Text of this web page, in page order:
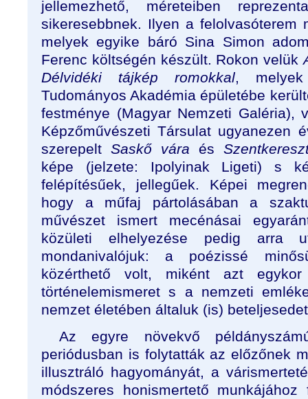
jellemezhető, méreteiben
sikeresebbnek. Ilyen a felolvasóterem
melyek egyike báró Sina Simon
Ferenc költségén készült. Rokon velük
Délvidéki tájkép romokkal,
Tudományos Akadémia épületébe
festménye (Magyar Nemzeti Galéria),
Képzőművészeti Társulat ugyanezen
szerepelt Saskő vára és
képe (jelzete: Ipolyinak Ligeti) s
felépítésűek, jellegűek. Képei
hogy a műfaj pártolásában a
művészet ismert mecénásai
közületi elhelyezése pedig arra
mondanivalójuk: a poézissé
közérthető volt, miként azt
történelemismeret s a nemzeti
nemzet életében általuk (is)
Az egyre növekvő
periódusban is folytatták az előzőnek
illusztráló hagyományát, a
módszeres honismertető